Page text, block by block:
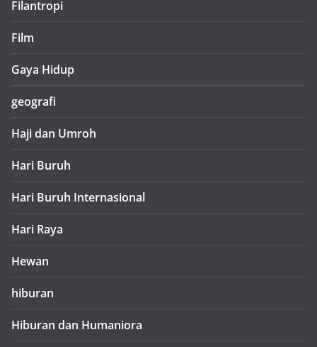
Filantropi
Film
Gaya Hidup
geografi
Haji dan Umroh
Hari Buruh
Hari Buruh Internasional
Hari Raya
Hewan
hiburan
Hiburan dan Humaniora